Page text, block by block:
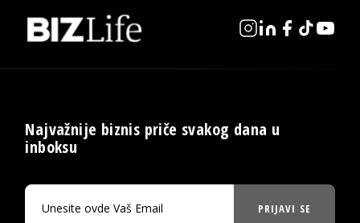
Najvažnije biznis priče svakog dana u
inboksu
PRIJAVI SE